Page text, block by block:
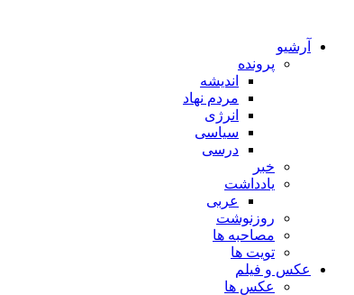
آرشیو
پرونده
اندیشه
مردم نهاد
انرژی
سیاسی
درسی
خبر
یادداشت
عربی
روزنوشت
مصاحبه ها
تویت ها
عکس و فیلم
عکس ها